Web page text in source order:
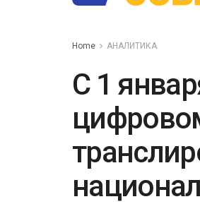
Home АНАЛИТИКА
С 1